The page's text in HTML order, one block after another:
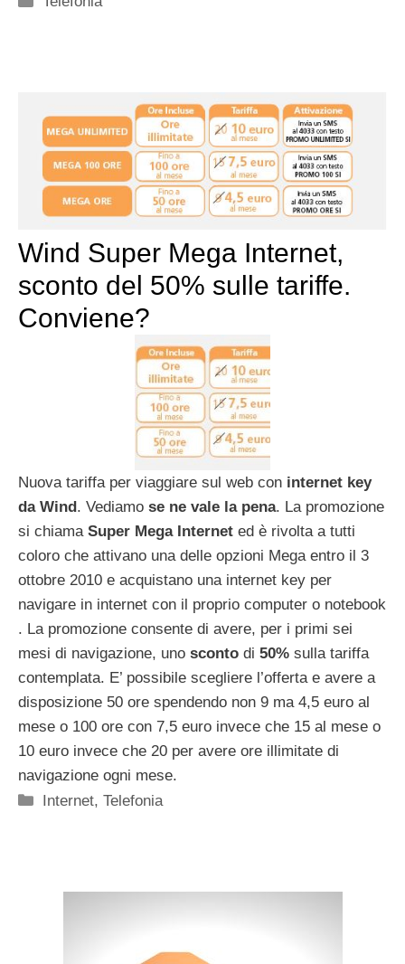
Wind Super Mega Internet,
sconto del 50% sulle tariffe.
Conviene?
Nuova tariffa per viaggiare sul web con internet key
da Wind. Vediamo se ne vale la pena. La promozione
si chiama Super Mega Internet ed è rivolta a tutti
coloro che attivano una delle opzioni Mega entro il 3
ottobre 2010 e acquistano una internet key per
navigare in internet con il proprio computer o notebook
. La promozione consente di avere, per i primi sei
mesi di navigazione, uno sconto di 50% sulla tariffa
contemplata. E’ possibile scegliere l’offerta e avere a
disposizione 50 ore spendendo non 9 ma 4,5 euro al
mese o 100 ore con 7,5 euro invece che 15 al mese o
10 euro invece che 20 per avere ore illimitate di
navigazione ogni mese.
Categorie
Internet,Telefonia